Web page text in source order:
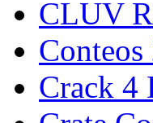
CLUV
Conteos
Crack 4